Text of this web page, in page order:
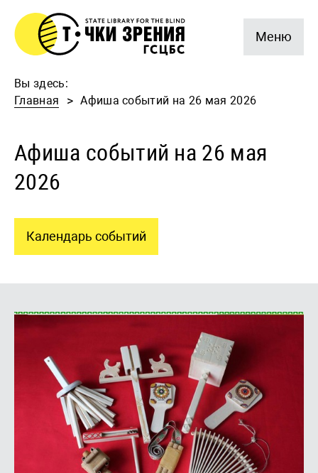
Меню
Вы здесь:
Главная
Афиша событий на 26 мая 2026
Афиша событий на 26 мая
2026
Календарь событий